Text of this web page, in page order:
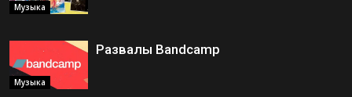
Музыка
Музыка
Развалы Bandcamp